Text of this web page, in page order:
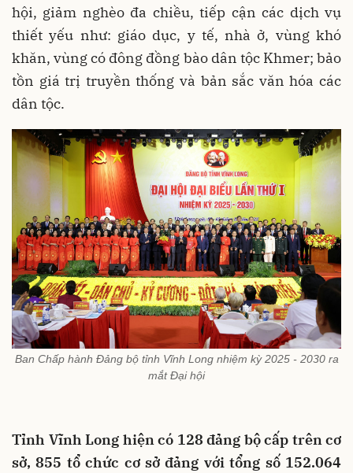
hội, giảm nghèo đa chiều, tiếp cận các dịch vụ
thiết yếu như: giáo dục, y tế, nhà ở, vùng khó
khăn, vùng có đông đồng bào dân tộc Khmer; bảo
tồn giá trị truyền thống và bản sắc văn hóa các
dân tộc.
Ban Chấp hành Đảng bộ tỉnh Vĩnh Long nhiệm kỳ 2025 - 2030 ra
mắt Đại hội
Tỉnh Vĩnh Long hiện có 128 đảng bộ cấp trên cơ
sở, 855 tổ chức cơ sở đảng với tổng số 152.064